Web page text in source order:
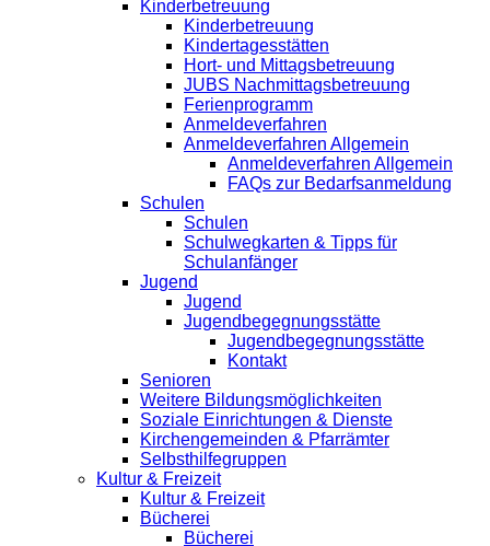
Kinderbetreuung
Kinderbetreuung
Kindertagesstätten
Hort- und Mittagsbetreuung
JUBS Nachmittagsbetreuung
Ferienprogramm
Anmeldeverfahren
Anmeldeverfahren Allgemein
Anmeldeverfahren Allgemein
FAQs zur Bedarfsanmeldung
Schulen
Schulen
Schulwegkarten & Tipps für
Schulanfänger
Jugend
Jugend
Jugendbegegnungsstätte
Jugendbegegnungsstätte
Kontakt
Senioren
Weitere Bildungsmöglichkeiten
Soziale Einrichtungen & Dienste
Kirchengemeinden & Pfarrämter
Selbsthilfegruppen
Kultur & Freizeit
Kultur & Freizeit
Bücherei
Bücherei